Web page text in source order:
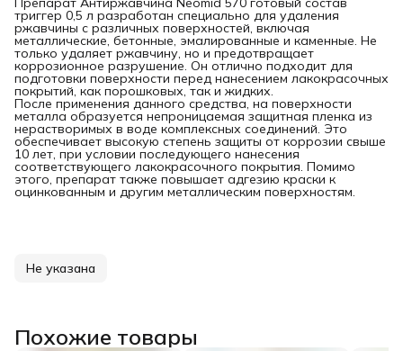
триггер 0,5 л разработан специально для удаления
ржавчины с различных поверхностей, включая
металлические, бетонные, эмалированные и каменные. Не
только удаляет ржавчину, но и предотвращает
коррозионное разрушение. Он отлично подходит для
подготовки поверхности перед нанесением лакокрасочных
покрытий, как порошковых, так и жидких.
После применения данного средства, на поверхности
металла образуется непроницаемая защитная пленка из
нерастворимых в воде комплексных соединений. Это
обеспечивает высокую степень защиты от коррозии свыше
10 лет, при условии последующего нанесения
соответствующего лакокрасочного покрытия. Помимо
этого, препарат также повышает адгезию краски к
оцинкованным и другим металлическим поверхностям.
Не указана
Похожие товары